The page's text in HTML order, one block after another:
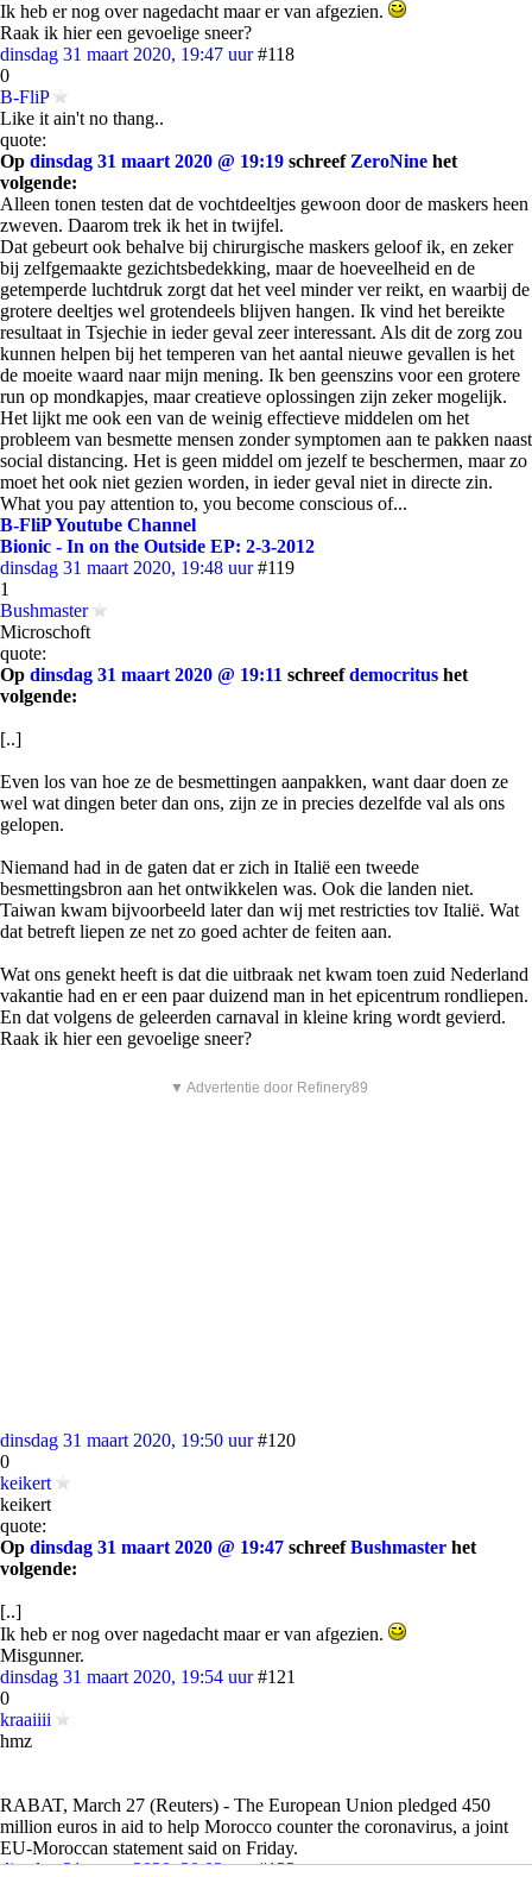
Ik heb er nog over nagedacht maar er van afgezien.
Raak ik hier een gevoelige sneer?
dinsdag 31 maart 2020, 19:47 uur #118
0
B-FliP
Like it ain't no thang..
quote:
Op dinsdag 31 maart 2020 @ 19:19 schreef ZeroNine het
volgende:
Alleen tonen testen dat de vochtdeeltjes gewoon door de maskers heen
zweven. Daarom trek ik het in twijfel.
Dat gebeurt ook behalve bij chirurgische maskers geloof ik, en zeker
bij zelfgemaakte gezichtsbedekking, maar de hoeveelheid en de
getemperde luchtdruk zorgt dat het veel minder ver reikt, en waarbij de
grotere deeltjes wel grotendeels blijven hangen. Ik vind het bereikte
resultaat in Tsjechie in ieder geval zeer interessant. Als dit de zorg zou
kunnen helpen bij het temperen van het aantal nieuwe gevallen is het
de moeite waard naar mijn mening. Ik ben geenszins voor een grotere
run op mondkapjes, maar creatieve oplossingen zijn zeker mogelijk.
Het lijkt me ook een van de weinig effectieve middelen om het
probleem van besmette mensen zonder symptomen aan te pakken naast
social distancing. Het is geen middel om jezelf te beschermen, maar zo
moet het ook niet gezien worden, in ieder geval niet in directe zin.
What you pay attention to, you become conscious of...
B-FliP Youtube Channel
Bionic - In on the Outside EP: 2-3-2012
dinsdag 31 maart 2020, 19:48 uur #119
1
Bushmaster
Microschoft
quote:
Op dinsdag 31 maart 2020 @ 19:11 schreefdemocritus het
volgende:
[..]
Even los van hoe ze de besmettingen aanpakken, want daar doen ze
wel wat dingen beter dan ons, zijn ze in precies dezelfde val als ons
gelopen.
Niemand had in de gaten dat er zich in Italië een tweede
besmettingsbron aan het ontwikkelen was. Ook die landen niet.
Taiwan kwam bijvoorbeeld later dan wij met restricties tov Italië. Wat
dat betreft liepen ze net zo goed achter de feiten aan.
Wat ons genekt heeft is dat die uitbraak net kwam toen zuid Nederland
vakantie had en er een paar duizend man in het epicentrum rondliepen.
En dat volgens de geleerden carnaval in kleine kring wordt gevierd.
Raak ik hier een gevoelige sneer?
▼ Advertentie door Refinery89
dinsdag 31 maart 2020, 19:50 uur #120
0
keikert
keikert
quote:
Op dinsdag 31 maart 2020 @ 19:47 schreefBushmaster het
volgende:
[..]
Ik heb er nog over nagedacht maar er van afgezien.
Misgunner.
dinsdag 31 maart 2020, 19:54 uur #121
0
kraaiiii
hmz
RABAT, March 27 (Reuters) - The European Union pledged 450
million euros in aid to help Morocco counter the coronavirus, a joint
EU-Moroccan statement said on Friday.
dinsdag 31 maart 2020, 20:02 uur #122